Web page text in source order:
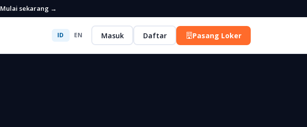
Mulai sekarang →
ID EN Masuk Daftar Pasang Loker